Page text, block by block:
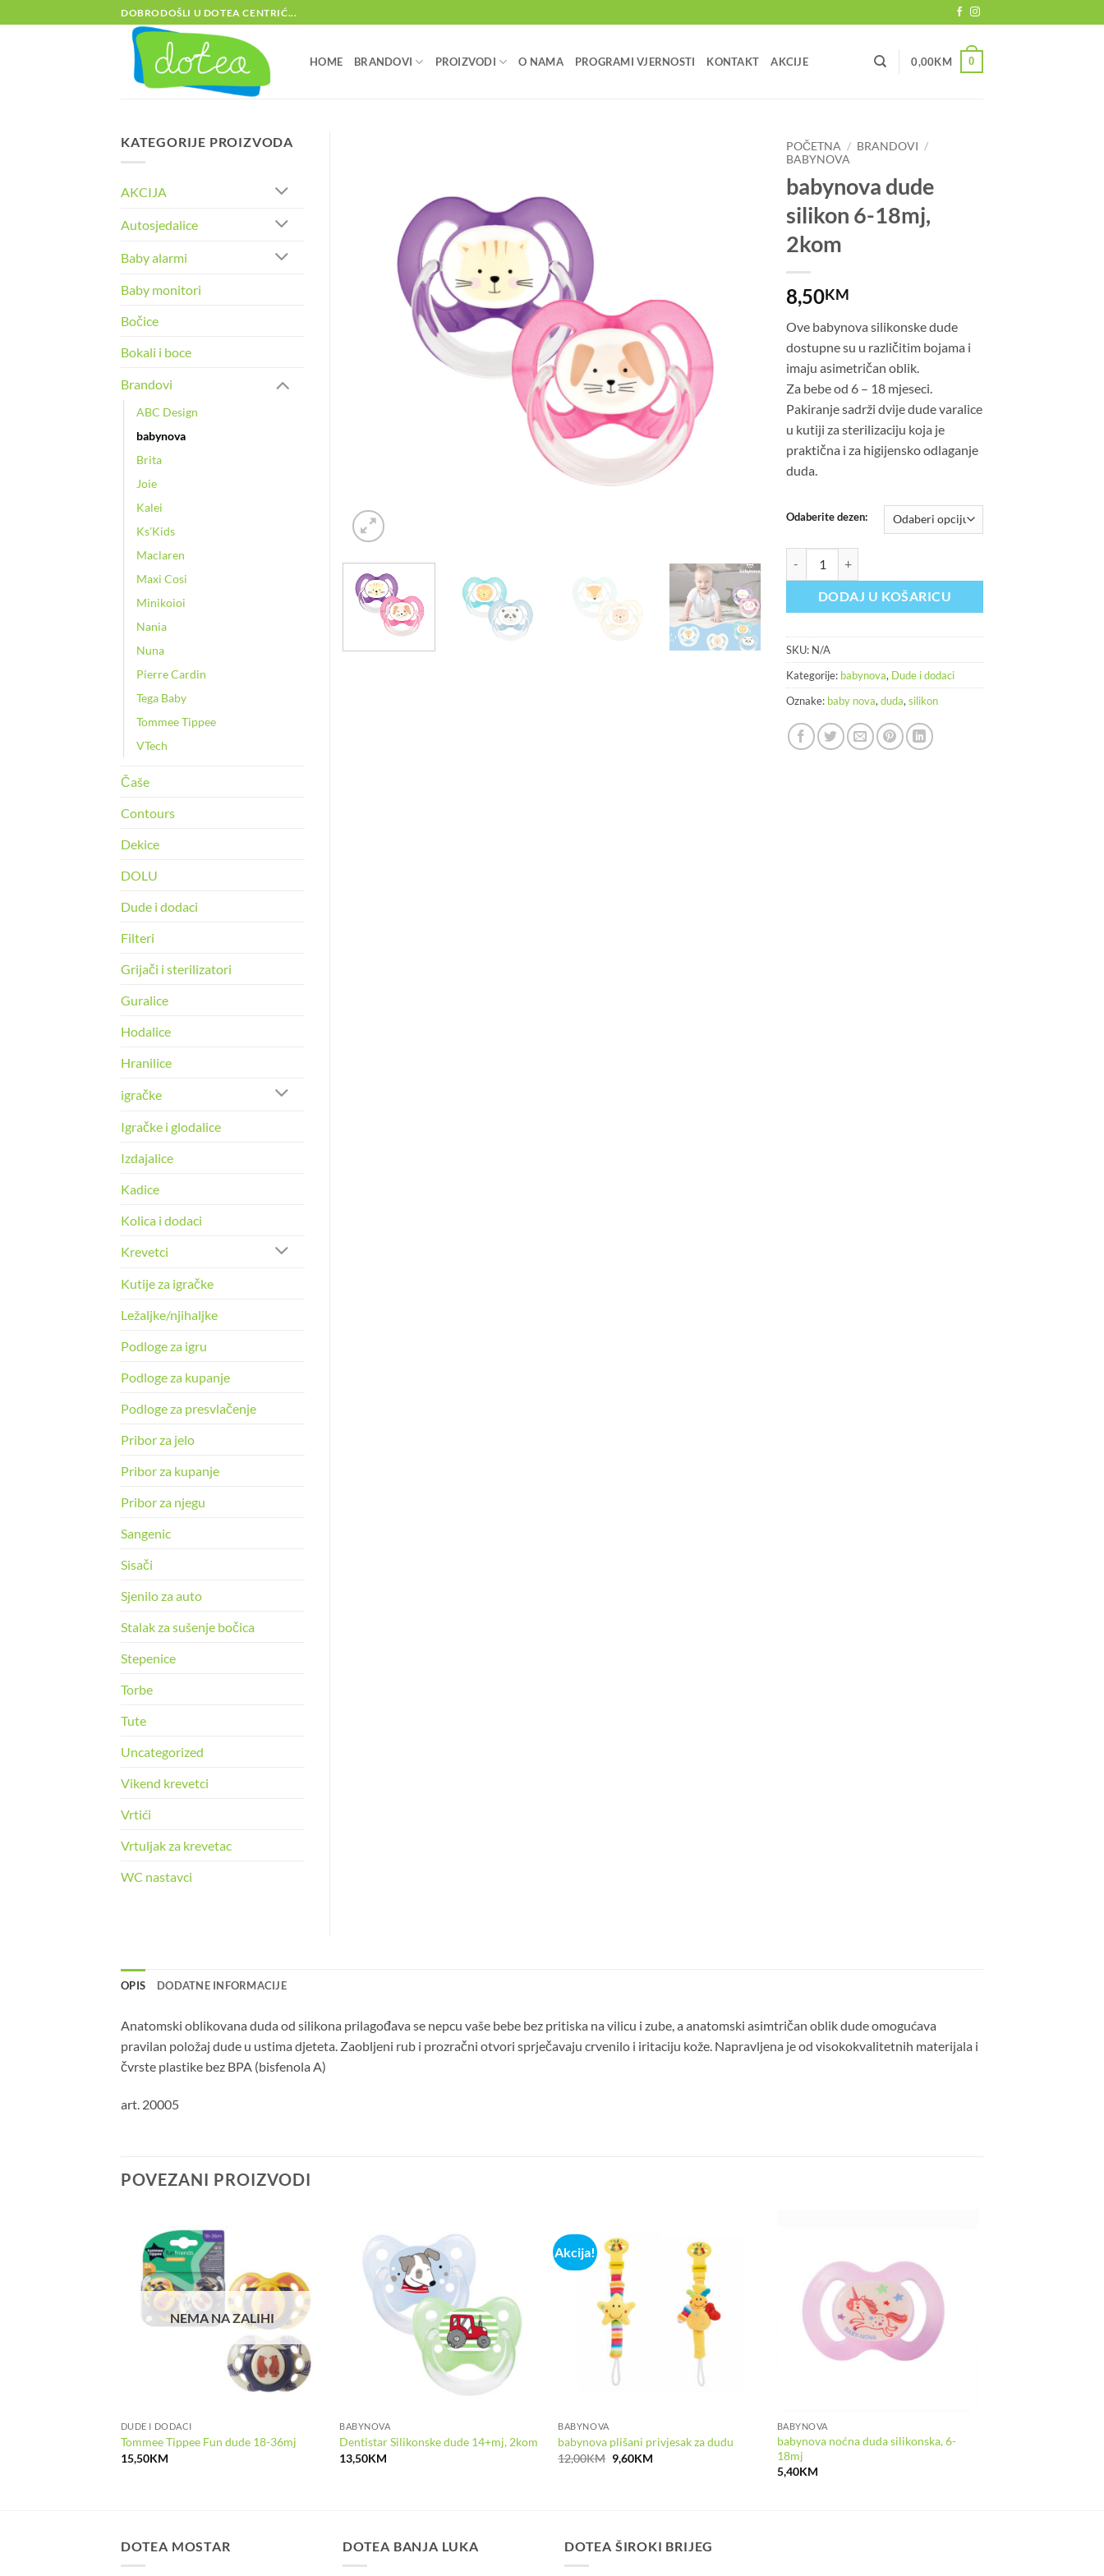
to
DOBRODOŠLI U DOTEA CENTRIĆ...
HOME BRANDOVI PROIZVODI O NAMA PROGRAMI VJERNOSTI KONTAKT AKCIJE 0,00KM 0
POČETNA / BRANDOVI /
BABYNOVA
babynova dude
silikon 6-18mj,
2kom
8,50KM
Ove babynova silikonske dude
dostupne su u različitim bojama i
imaju asimetričan oblik.
Za bebe od 6 – 18 mjeseci.
Pakiranje sadrži dvije dude varalice
u kutiji za sterilizaciju koja je
praktična i za higijensko odlaganje
duda.
Odaberite dezen:
DODAJ U KOŠARICU
SKU: N/A
Kategorije: babynova, Dude i dodaci
Oznake: baby nova, duda, silikon
KATEGORIJE PROIZVODA
AKCIJA
Autosjedalice
Baby alarmi
Baby monitori
Bočice
Bokali i boce
Brandovi
ABC Design
babynova
Brita
Joie
Kalei
Ks'Kids
Maclaren
Maxi Cosi
Minikoioi
Nania
Nuna
Pierre Cardin
Tega Baby
Tommee Tippee
VTech
Čaše
Contours
Dekice
DOLU
Dude i dodaci
Filteri
Grijači i sterilizatori
Guralice
Hodalice
Hranilice
igračke
Igračke i glodalice
Izdajalice
Kadice
Kolica i dodaci
Krevetci
Kutije za igračke
Ležaljke/njihaljke
Podloge za igru
Podloge za kupanje
Podloge za presvlačenje
Pribor za jelo
Pribor za kupanje
Pribor za njegu
Sangenic
Sisači
Sjenilo za auto
Stalak za sušenje bočica
Stepenice
Torbe
Tute
Uncategorized
Vikend krevetci
Vrtići
Vrtuljak za krevetac
WC nastavci
OPIS DODATNE INFORMACIJE
Anatomski oblikovana duda od silikona prilagođava se nepcu vaše bebe bez pritiska na vilicu i zube, a anatomski asimtričan oblik dude omogućava
pravilan položaj dude u ustima djeteta. Zaobljeni rub i prozračni otvori sprječavaju crvenilo i iritaciju kože. Napravljena je od visokokvalitetnih materijala i
čvrste plastike bez BPA (bisfenola A)
art. 20005
POVEZANI PROIZVODI
NEMA NA ZALIHI
DUDE I DODACI
Tommee Tippee Fun dude 18-36mj
15,50KM
BABYNOVA
Dentistar Silikonske dude 14+mj, 2kom
13,50KM
Akcija!
BABYNOVA
babynova plišani privjesak za dudu
12,00KM Izvorna
cijena
9,60KMTrenutna
BABYNOVA
babynova noćna duda silikonska, 6-
18mj
5,40KM
DOTEA MOSTAR DOTEA BANJA LUKA DOTEA ŠIROKI BRIJEG